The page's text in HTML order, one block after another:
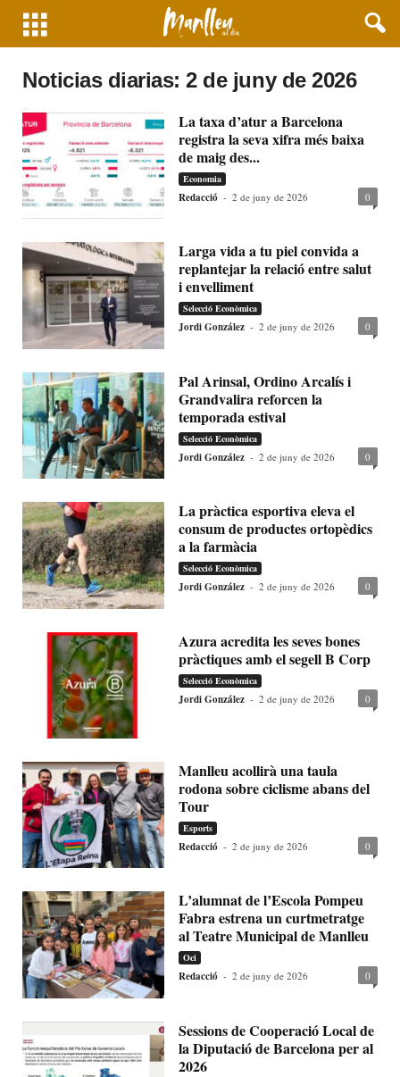
Noticias diarias: 2 de juny de 2026
La taxa d’atur a Barcelona
registra la seva xifra més baixa
de maig des...
Economia
Redacció - 2 de juny de 2026 0
Larga vida a tu piel convida a
replantejar la relació entre salut
i envelliment
Selecció Econòmica
Jordi González - 2 de juny de 2026 0
Pal Arinsal, Ordino Arcalís i
Grandvalira reforcen la
temporada estival
Selecció Econòmica
Jordi González - 2 de juny de 2026 0
La pràctica esportiva eleva el
consum de productes ortopèdics
a la farmàcia
Selecció Econòmica
Jordi González - 2 de juny de 2026 0
Azura acredita les seves bones
pràctiques amb el segell B Corp
Selecció Econòmica
Jordi González - 2 de juny de 2026 0
Manlleu acollirà una taula
rodona sobre ciclisme abans del
Tour
Esports
Redacció - 2 de juny de 2026 0
L’alumnat de l’Escola Pompeu
Fabra estrena un curtmetratge
al Teatre Municipal de Manlleu
Oci
Redacció - 2 de juny de 2026 0
Sessions de Cooperació Local de
la Diputació de Barcelona per al
2026